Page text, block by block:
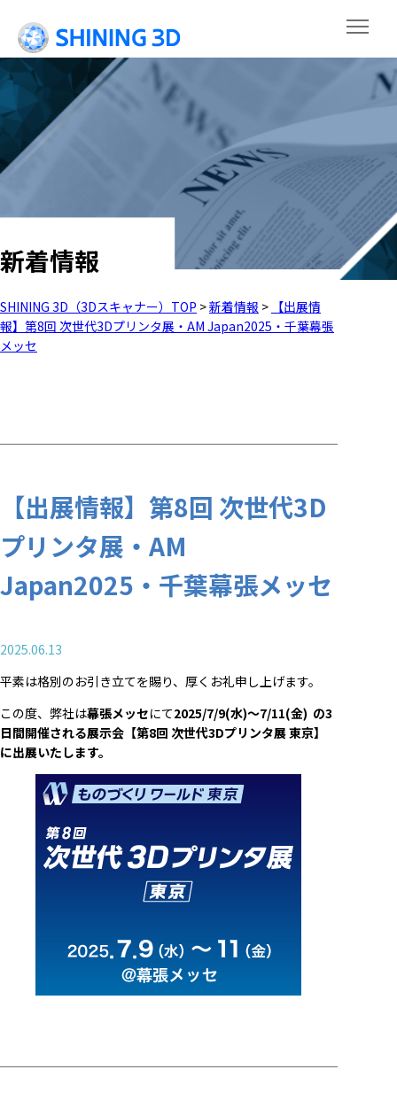
新着情報
SHINING 3D（3Dスキャナー）TOP >新着情報 > 【出展情
報】第8回 次世代3Dプリンタ展・AM Japan2025・千葉幕張
メッセ
【出展情報】第8回 次世代3D
プリンタ展・AM
Japan2025・千葉幕張メッセ
2025.06.13
平素は格別のお引き立てを賜り、厚くお礼申し上げます。
この度、弊社は幕張メッセにて2025/7/9(水)～7/11(金) の3
日間開催される展示会【第8回 次世代3Dプリンタ展 東京】
に出展いたします。